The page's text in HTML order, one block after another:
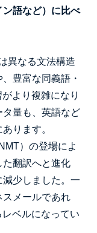
語など）に比べ
異なる文法構造
豊富な同義語・
より複雑になり
タ量も、英語など
ります。
）の登場によ
た翻訳へと進化
少しました。一
メールであれ
ベルになってい